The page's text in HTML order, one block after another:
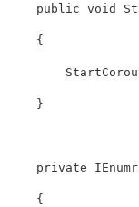
public void
{
}
private
{